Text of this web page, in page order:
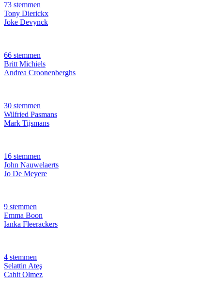
73 stemmen
Tony Dierickx
Joke Devynck
66 stemmen
Britt Michiels
Andrea Croonenberghs
30 stemmen
Wilfried Pasmans
Mark Tijsmans
16 stemmen
John Nauwelaerts
Jo De Meyere
9 stemmen
Emma Boon
Ianka Fleerackers
4 stemmen
Selattin Ateş
Cahit Olmez